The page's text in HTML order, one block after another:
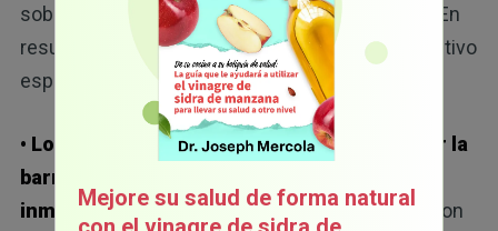
sobrevivir a la digestión y colonizar el intestino. En
resumen, tomar suplementos al azar sin un objetivo
específico no suele ser efectivo.
• Los mecanismos de acción incluyen reparar la
barrera intestinal, modular el sistema
inmunológico y equilibrar pH:los NIH explicaron
Mejore su salud de forma natural